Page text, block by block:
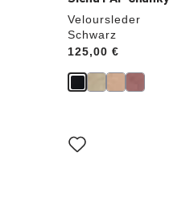
Veloursleder
Schwarz
Price:
125,00 €
Durch
Anklicken